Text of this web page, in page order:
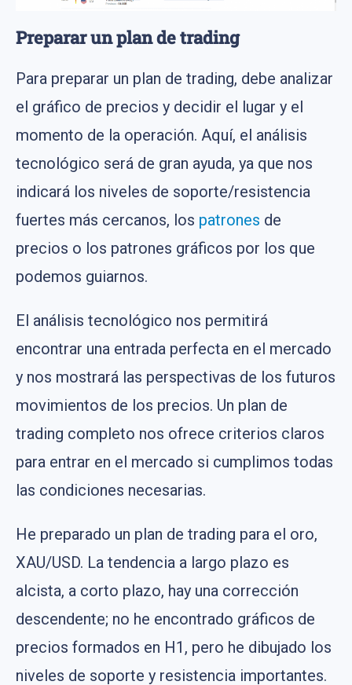
Preparar un plan de trading
Para preparar un plan de trading, debe analizar
el gráfico de precios y decidir el lugar y el
momento de la operación. Aquí, el análisis
tecnológico será de gran ayuda, ya que nos
indicará los niveles de soporte/resistencia
fuertes más cercanos, los patrones de
precios o los patrones gráficos por los que
podemos guiarnos.
El análisis tecnológico nos permitirá
encontrar una entrada perfecta en el mercado
y nos mostrará las perspectivas de los futuros
movimientos de los precios. Un plan de
trading completo nos ofrece criterios claros
para entrar en el mercado si cumplimos todas
las condiciones necesarias.
He preparado un plan de trading para el oro,
XAU/USD. La tendencia a largo plazo es
alcista, a corto plazo, hay una corrección
descendente; no he encontrado gráficos de
precios formados en H1, pero he dibujado los
niveles de soporte y resistencia importantes.